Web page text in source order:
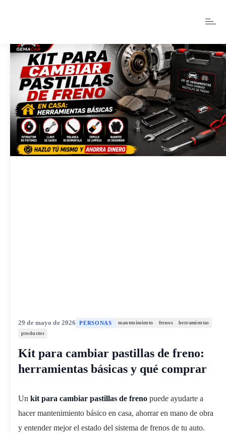
29 de mayo de 2026 PERSONAS mantenimiento frenos
herramientas
productos
Kit para cambiar pastillas de freno:
herramientas básicas y qué comprar
Un kit para cambiar pastillas de freno puede ayudarte a
hacer mantenimiento básico en casa, ahorrar en mano de obra
y entender mejor el estado del sistema de frenos de tu auto.